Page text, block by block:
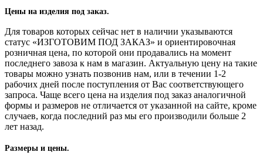
Цены на изделия под заказ.
Для товаров которых сейчас нет в наличии указываются
статус «ИЗГОТОВИМ ПОД ЗАКАЗ» и ориентировочная
розничная цена, по которой они продавались на момент
последнего завоза к нам в магазин. Актуальную цену на такие
товары можно узнать позвонив нам, или в течении 1-2
рабочих дней после поступления от Вас соответствующего
запроса. Чаще всего цена на изделия под заказ аналогичной
формы и размеров не отличается от указанной на сайте, кроме
случаев, когда последний раз мы его производили больше 2
лет назад.
Размеры и цены.